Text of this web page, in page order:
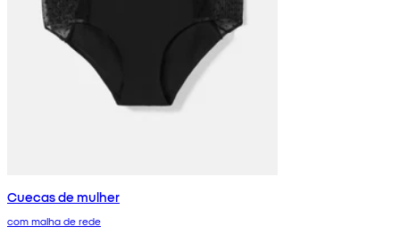
Cuecas de mulher
com malha de rede